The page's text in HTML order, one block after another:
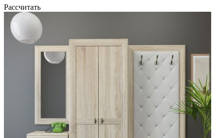
Рассчитать